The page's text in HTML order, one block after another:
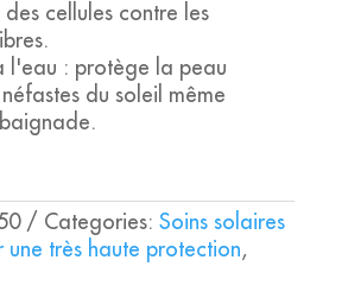
cellules contre les
l'eau : protège la peau
du soleil même
Categories: Soins solaires
une très haute protection,